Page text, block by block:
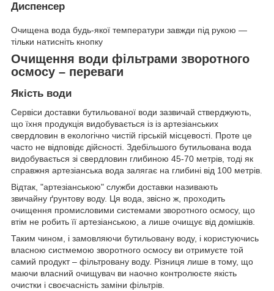
Диспенсер
Очищена вода будь-якої температури завжди під рукою —
тільки натисніть кнопку
Очищення води фільтрами зворотного
осмосу – переваги
Якість води
Сервіси доставки бутильованої води зазвичай стверджують,
що їхня продукція видобувається із із артезіанських
свердловин в екологічно чистій гірській місцевості. Проте це
часто не відповідє дійсності. Здебільшого бутильована вода
видобувається зі свердловин глибиною 45-70 метрів, тоді як
справжня артезіанська вода залягає на глибині від 100 метрів.
Відтак, "артезіанською" служби доставки називають
звичайну ґрунтову воду. Ця вода, звісно ж, проходить
очищення промисловими системами зворотного осмосу, що
втім не робить її артезіанською, а лише очищує від домішків.
Таким чином, і замовляючи бутильовану воду, і користуючись
власною систмемою зворотного осмосу ви отримуєте той
самий продукт – фільтровану воду. Різниця лише в тому, що
маючи власний очищувач ви наочно контролюєте якість
очистки і своєчасність заміни фільтрів.